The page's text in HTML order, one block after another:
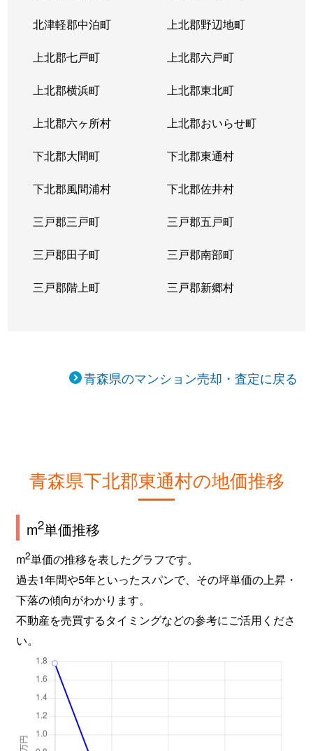
北津軽郡中泊町 上北郡野辺地町
上北郡七戸町 上北郡六戸町
上北郡横浜町 上北郡東北町
上北郡六ヶ所村 上北郡おいらせ町
下北郡大間町 下北郡東通村
下北郡風間浦村 下北郡佐井村
三戸郡三戸町 三戸郡五戸町
三戸郡田子町 三戸郡南部町
三戸郡階上町 三戸郡新郷村
青森県のマンション売却・査定に戻る
青森県下北郡東通村の地価推移
m2単価推移
m2単価の推移を表したグラフです。
過去1年間や5年といったスパンで、その坪単価の上昇・
下落の傾向がわかります。
不動産を売買するタイミングなどの参考にご活用くださ
い。